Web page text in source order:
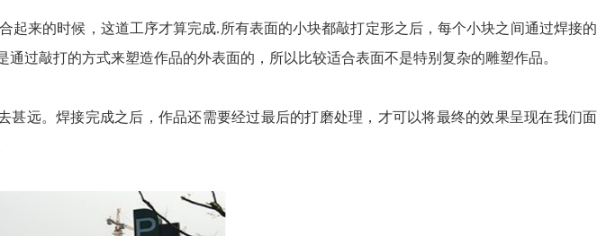
来的时候，这道工序才算完成.所有表面的小块都敲打定形之后，每个小块之间通过焊接的
过敲打的方式来塑造作品的外表面的，所以比较适合表面不是特别复杂的雕塑作品。
远。焊接完成之后，作品还需要经过最后的打磨处理，才可以将最终的效果呈现在我们面